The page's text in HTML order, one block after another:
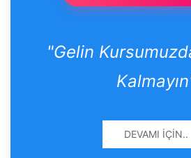
"Gelin
DEVAMI İÇIN..